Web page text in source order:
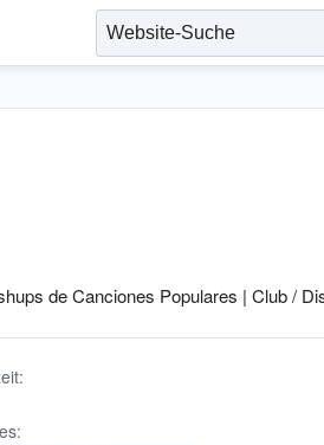
de Canciones Populares | Club /